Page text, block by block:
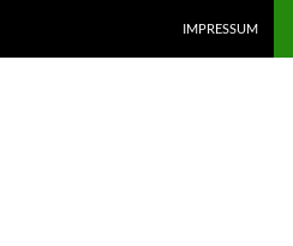
IMPRESSUM